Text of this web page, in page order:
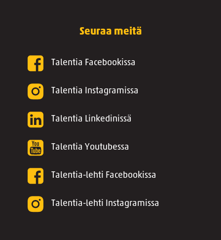
Seuraa meitä
Talentia Facebookissa
Talentia Instagramissa
Talentia Linkedinissä
Talentia Youtubessa
Talentia-lehti Facebookissa
Talentia-lehti Instagramissa